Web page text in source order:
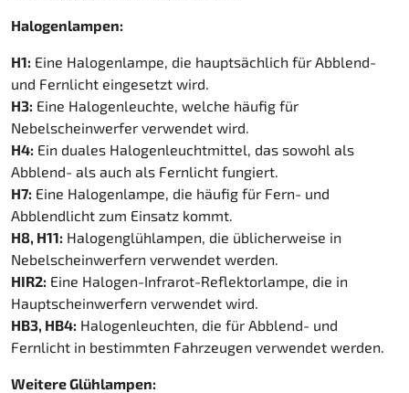
Halogenlampen:
H1: Eine Halogenlampe, die hauptsächlich für Abblend-
und Fernlicht eingesetzt wird.
H3: Eine Halogenleuchte, welche häufig für
Nebelscheinwerfer verwendet wird.
H4: Ein duales Halogenleuchtmittel, das sowohl als
Abblend- als auch als Fernlicht fungiert.
H7: Eine Halogenlampe, die häufig für Fern- und
Abblendlicht zum Einsatz kommt.
H8, H11: Halogenglühlampen, die üblicherweise in
Nebelscheinwerfern verwendet werden.
HIR2: Eine Halogen-Infrarot-Reflektorlampe, die in
Hauptscheinwerfern verwendet wird.
HB3, HB4: Halogenleuchten, die für Abblend- und
Fernlicht in bestimmten Fahrzeugen verwendet werden.
Weitere Glühlampen: